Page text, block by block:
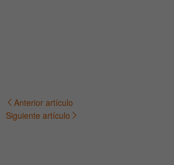
Navegación
Anterior artículo
Siguiente artículo